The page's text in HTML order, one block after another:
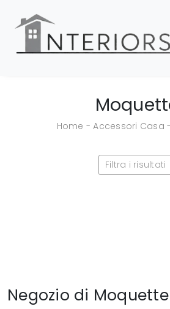
Home -Accessori Casa -
Filtra i risultati
Negozio di Moquette